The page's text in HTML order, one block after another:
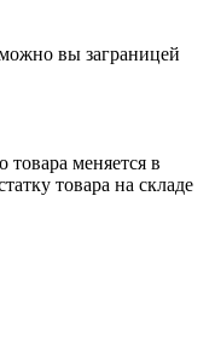
вы заграницей
товара меняется в
товара на складе